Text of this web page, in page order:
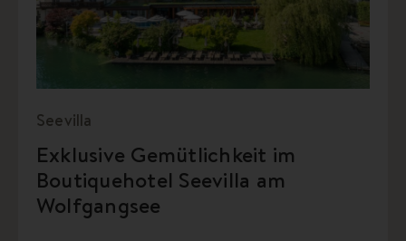
Seevilla
Exklusive Gemütlichkeit im
Boutiquehotel Seevilla am
Wolfgangsee